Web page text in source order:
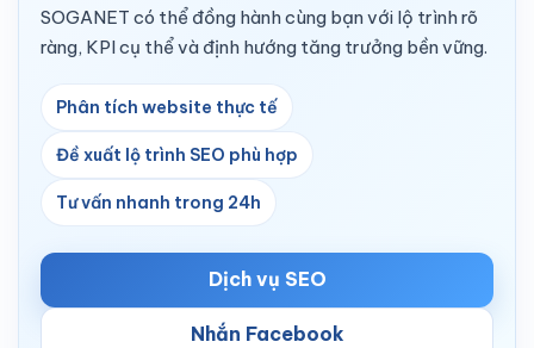
SOGANET có thể đồng hành cùng bạn với lộ trình rõ
ràng, KPI cụ thể và định hướng tăng trưởng bền vững.
Phân tích website thực tế
Đề xuất lộ trình SEO phù hợp
Tư vấn nhanh trong 24h
Dịch vụ SEO
Nhắn Facebook